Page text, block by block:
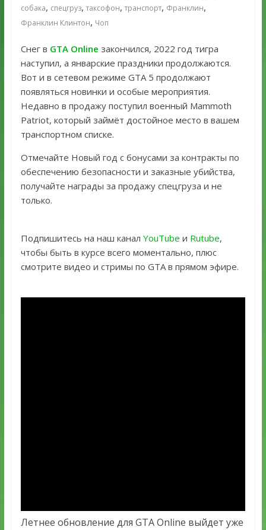
собака, спецгруз, таксофон, транспорт, Франклин,
Франклин Клинтон, Чоп
Снег в GTA Online закончился, 2022 год тигра
наступил, а январские праздники продолжаются.
Вот и в сетевом режиме GTA 5 продолжают
появляться новинки и особые мероприятия.
Недавно в продажу поступил военный Mammoth
Patriot, который займёт достойное место в вашем
транспортном списке.
Отмечайте Новый год с бонусами за контракты по
обеспечению безопасности и заказные убийства,
получайте награды за продажу спецгруза и не
только.
Подпишитесь на наш канал YouTube и Rutube,
чтобы быть в курсе всего моментально, плюс
смотрите видео и стримы по GTA в прямом эфире.
Летнее обновление для GTA Online выйдет уже